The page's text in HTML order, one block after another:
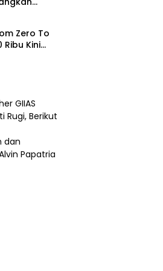
Prabowo ke
Zero To
Ribu Kini
GIIAS
Rugi, Berikut
dan
Papatria